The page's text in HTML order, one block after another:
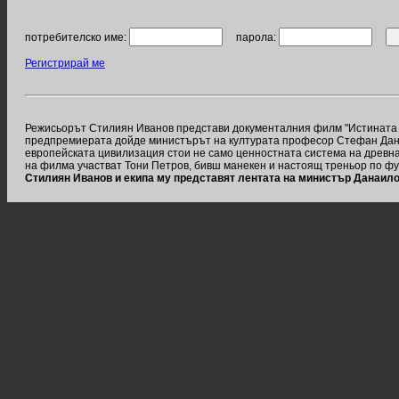
потребителско име: парола:
Регистрирай ме
Режисьорът Стилиян Иванов представи документалния филм
предпремиерата дойде министърът на културата професор Стефан
европейската цивилизация стои не само ценностната система на
на филма участват Тони Петров, бивш манекен и настоящ треньор по
Стилиян Иванов и екипа му представят лентата на министър